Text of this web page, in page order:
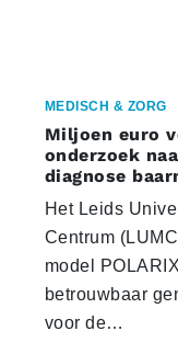
MEDISCH & ZORG
Miljoen euro
onderzoek
diagnose
Het Leids
Centrum
model
betrouwbaar
voor de…